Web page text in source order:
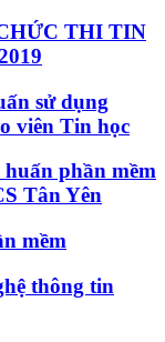
THI TIN
sử dụng
viên Tin học
phần mềm
Tân Yên
mềm
thông tin